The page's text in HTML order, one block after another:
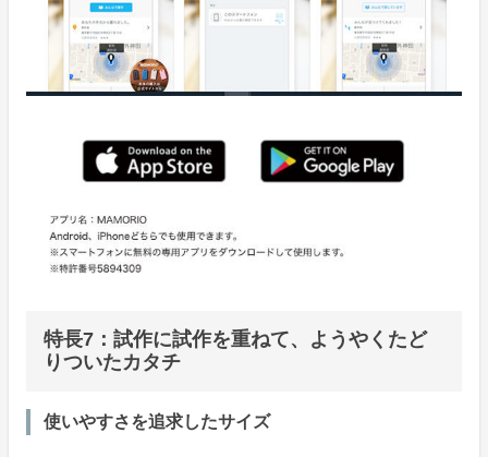
特長7：試作に試作を重ねて、ようやくたど
りついたカタチ
使いやすさを追求したサイズ